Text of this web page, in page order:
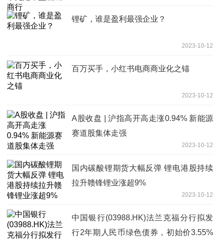
锂矿，谁是盈利最强企业？
2023-10-12
百万买手，小红书电商商业化之锚
2023-10-12
A股收盘 | 沪指高开高走涨0.94% 新能源
赛道股集体走强
2023-10-12
国内碳酸锂期货大幅反弹 锂电港股持续
拉升赣锋锂业涨超9%
2023-10-12
中国银行(03988.HK)法兰克福分行拟发
行2年期人民币绿色债券，初始价3.55%